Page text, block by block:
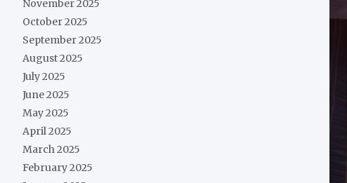
November 2025
October 2025
September 2025
August 2025
July 2025
June 2025
May 2025
April 2025
March 2025
February 2025